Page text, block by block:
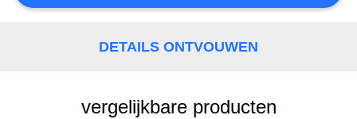
DETAILS ONTVOUWEN
vergelijkbare producten